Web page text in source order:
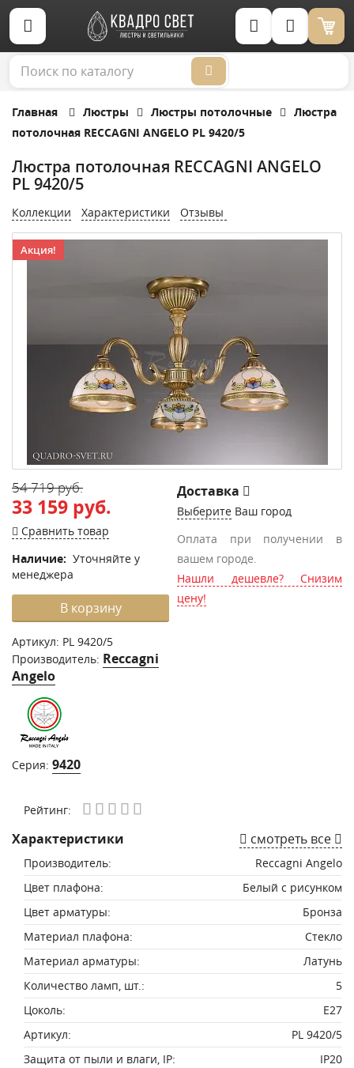
Корзина (0)
Главная Люстры Люстры потолочные
Люстра
потолочная RECCAGNI ANGELO PL 9420/5
Люстра потолочная RECCAGNI ANGELO
PL 9420/5
Коллекции Характеристики Отзывы
Акция!
54 719 руб.
33 159 руб.
Сравнить товар
Наличие: Уточняйте у
менеджера
В корзину
Артикул: PL 9420/5
Производитель: Reccagni
Angelo
Серия: 9420
Доставка
Выберите Ваш город
Оплата при получении в
вашем городе.
Нашли дешевле? Снизим
цену!
Рейтинг:
Характеристики смотреть все
Производитель:
Reccagni Angelo
Цвет плафона:
Белый с рисунком
Цвет арматуры:
Бронза
Материал плафона:
Стекло
Материал арматуры:
Латунь
Количество ламп, шт.:
5
Цоколь:
E27
Артикул:
PL 9420/5
Защита от пыли и влаги, IP:
IP20